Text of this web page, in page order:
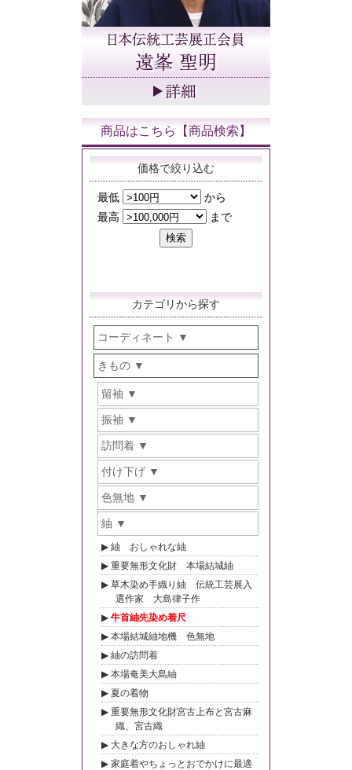
商品はこちら【商品検索】
価格で絞り込む
カテゴリから探す
コーディネート
きもの
留袖
振袖
訪問着
付け下げ
色無地
紬
紬 おしゃれな紬
重要無形文化財 本場結城紬
草木染め手織り紬 伝統工芸展入
選作家 大島律子作
牛首紬先染め着尺
本場結城紬地機 色無地
紬の訪問着
本場奄美大島紬
夏の着物
重要無形文化財宮古上布と宮古麻
織、宮古織
大きな方のおしゃれ紬
家庭着やちょっとおでかけに最適